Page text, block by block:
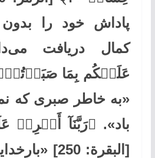
پاداش خود را
کمال دریافت
«به خاطر صبری که
باد». ﴿رَبَّنَآ أَفۡرِغۡ
[البقرة: 250]